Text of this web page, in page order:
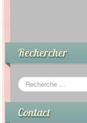
Rechercher
Contact